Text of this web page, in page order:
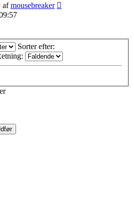
afmousebreaker
Sorter efter: